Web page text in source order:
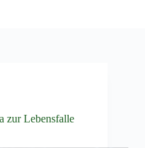
zur Lebensfalle